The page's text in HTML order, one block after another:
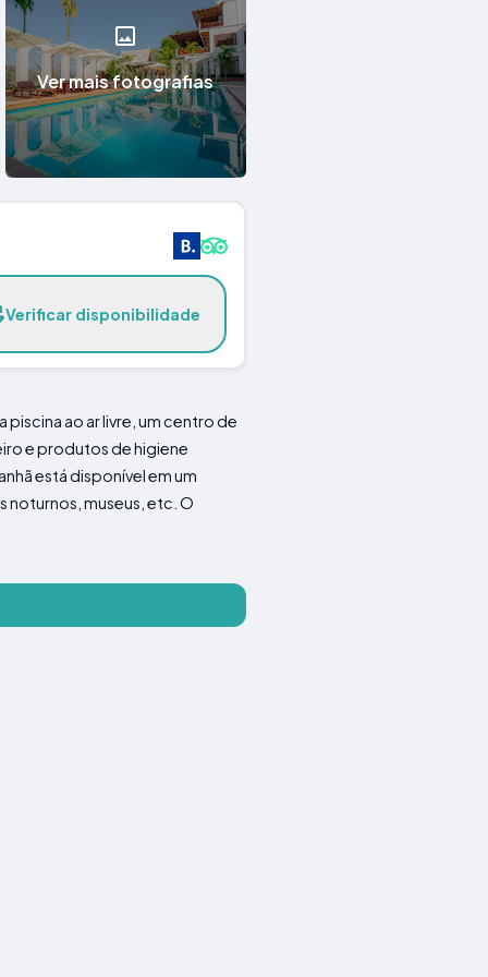
Ver mais fotografias
Verificar disponibilidade
piscina ao ar livre, um centro de
e produtos de higiene
está disponível em um
noturnos, museus, etc. O